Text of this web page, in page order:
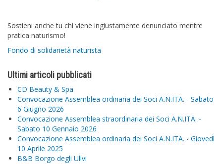
Sostieni anche tu chi viene ingiustamente denunciato mentre
pratica naturismo!
Fondo di solidarietà naturista
Ultimi articoli pubblicati
CD Beauty & Spa
Convocazione Assemblea ordinaria dei Soci A.N.ITA. - Sabato
6 Giugno 2026
Convocazione Assemblea straordinaria dei Soci A.N.ITA. -
Sabato 10 Gennaio 2026
Convocazione Assemblea ordinaria dei Soci A.N.ITA. - Giovedì
10 Aprile 2025
B&B Borgo degli Ulivi